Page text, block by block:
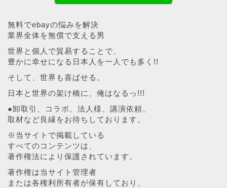
無料でebayの悩みを解決
業界全体を無償で支える男
世界と個人で貿易することで、
豊かに幸せになる日本人を一人でも多く!!
そして、世界も喜ばせる。
日本と世界の架け橋に、俺はなるっ!!!
●卸取引、コラボ、法人様、講演依頼、
取材など良縁をお待ちしております。
※当サイトで掲載している
すべてのコンテンツは、
著作権法により保護されています。
著作権は当サイト管理者
または各権利所有者が保有しており、